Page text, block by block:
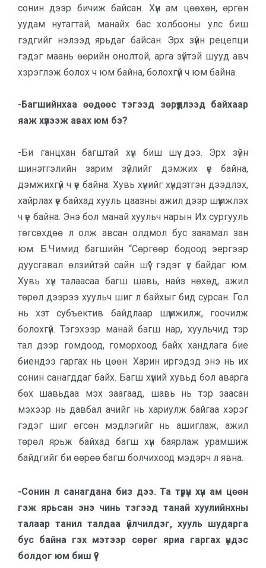
сонин дээр бичиж байсан. Хүн ам цөөхөн, өргөн
уудам нутагтай, манайх бас холбооны улс биш
гэдгийг нэлээд ярьдаг байсан. Эрх зүйн рецепци
гэдэг маань өөрийн онолтой, арга зүйтэй шууд авч
хэрэглэж болох ч юм байна, болохгүй ч юм байна.
-Багшийнхаа өөдөөс тэгээд зөрүүдлээд байхаар
яаж хүлээж авах юм бэ?
-Би ганцхан багштай хүн биш шүү дээ. Эрх зүйн
шинэтгэлийн зарим зүйлийг дэмжих үе байна,
дэмжихгүй ч үе байна. Хувь хүнийг хүндэтгэн дээдлэх,
хайрлах үе байхад хууль цаазны ажил дээр шүүмжлэх
ч үе байна. Энэ бол манай хуульч нарын Их сургууль
төгсөхдөө л олж авсан олдмол бус заяамал зан
юм. Б.Чимид багшийн “Сөргөөр бодоод эергээр
дуусгавал өлзийтэй сайн шүү” гэдэг үг байдаг юм.
Хувь хүн талаасаа багш шавь, найз нөхөд, ажил
төрөл дээрээ хуульч шиг л байхыг бид сурсан. Гол
нь хэт субъектив байдлаар шүүмжилж, гоочилж
болохгүй. Тэгэхээр манай багш нар, хуульчид тэр
тал дээр гомдоод, гоморхоод байх хандлага бие
биендээ гаргах нь цөөн. Харин иргэдэд энэ нь их
сонин санагддаг байх. Багш хүний хувьд бол аварга
бөх шавьдаа мэх заагаад, шавь нь тэр заасан
мэхээр нь давбал ачийг нь хариулж байгаа хэрэг
гэдэг шиг өгсөн мэдлэгийг нь ашиглаж, ажил
төрөл ярьж байхад багш хүн баярлаж урамшиж
байдгийг би өөрөө багш болчихоод мэдэрч л явна.
-Сонин л санагдана биз дээ. Та түрүүн хүн ам цөөн
гэж ярьсан энэ чинь тэгээд танай хуулийнхны
талаар танил талдаа үйлчилдэг, хууль шударга
бус байна гэх мэтээр сөрөг яриа гаргах үндэс
болдог юм биш үү?